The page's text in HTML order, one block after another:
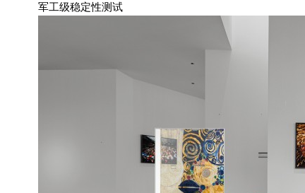
军工级稳定性测试